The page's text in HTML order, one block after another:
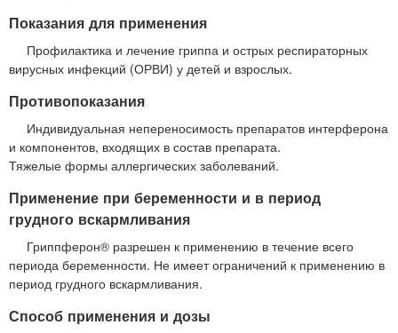
Показания для применения
Профилактика и лечение гриппа и острых респираторных
вирусных инфекций (ОРВИ) у детей и взрослых.
Противопоказания
Индивидуальная непереносимость препаратов интерферона
и компонентов, входящих в состав препарата.
Тяжелые формы аллергических заболеваний.
Применение при беременности и в период
грудного вскармливания
Гриппферон® разрешен к применению в течение всего
периода беременности. Не имеет ограничений к применению в
период грудного вскармливания.
Способ применения и дозы